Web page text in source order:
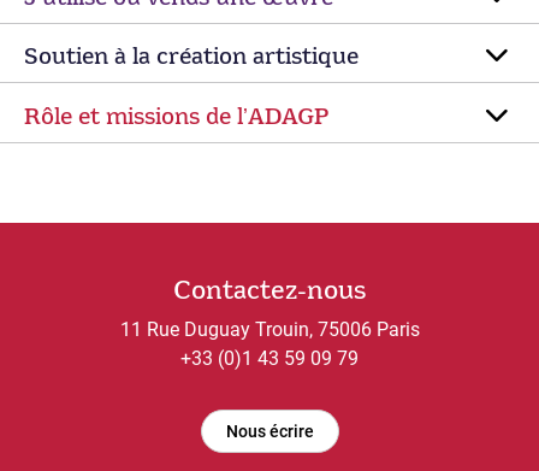
Soutien à la création artistique
Rôle et missions de lʼADAGP
Contactez-nous
11 Rue Duguay Trouin, 75006 Paris
+33 (0)1 43 59 09 79
Nous écrire